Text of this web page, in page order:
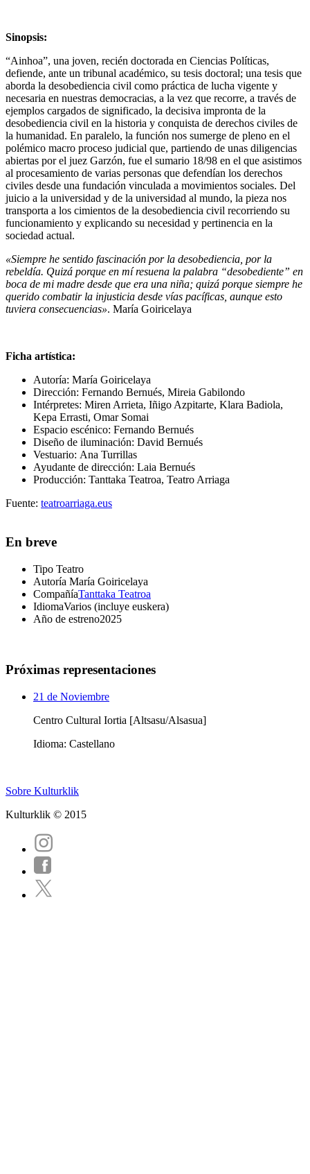
Sinopsis:
“Ainhoa”, una joven, recién doctorada en Ciencias Políticas,
defiende, ante un tribunal académico, su tesis doctoral; una tesis que
aborda la desobediencia civil como práctica de lucha vigente y
necesaria en nuestras democracias, a la vez que recorre, a través de
ejemplos cargados de significado, la decisiva impronta de la
desobediencia civil en la historia y conquista de derechos civiles de
la humanidad. En paralelo, la función nos sumerge de pleno en el
polémico macro proceso judicial que, partiendo de unas diligencias
abiertas por el juez Garzón, fue el sumario 18/98 en el que asistimos
al procesamiento de varias personas que defendían los derechos
civiles desde una fundación vinculada a movimientos sociales. Del
juicio a la universidad y de la universidad al mundo, la pieza nos
transporta a los cimientos de la desobediencia civil recorriendo su
funcionamiento y explicando su necesidad y pertinencia en la
sociedad actual.
«Siempre he sentido fascinación por la desobediencia, por la
rebeldía. Quizá porque en mí resuena la palabra “desobediente” en
boca de mi madre desde que era una niña; quizá porque siempre he
querido combatir la injusticia desde vías pacíficas, aunque esto
tuviera consecuencias». María Goiricelaya
Ficha artística:
Autoría: María Goiricelaya
Dirección: Fernando Bernués, Mireia Gabilondo
Intérpretes: Miren Arrieta, Iñigo Azpitarte, Klara Badiola,
Kepa Errasti, Omar Somai
Espacio escénico: Fernando Bernués
Diseño de iluminación: David Bernués
Vestuario: Ana Turrillas
Ayudante de dirección: Laia Bernués
Producción: Tanttaka Teatroa, Teatro Arriaga
Fuente: teatroarriaga.eus
En breve
Tipo Teatro
Autoría María Goiricelaya
CompañíaTanttaka Teatroa
IdiomaVarios (incluye euskera)
Año de estreno2025
Próximas representaciones
21 de Noviembre
Centro Cultural Iortia [Altsasu/Alsasua]
Idioma: Castellano
Sobre Kulturklik
Kulturklik © 2015